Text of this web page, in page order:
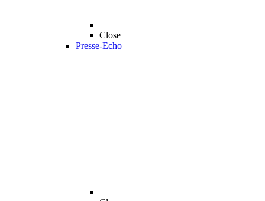
Close
Presse-Echo